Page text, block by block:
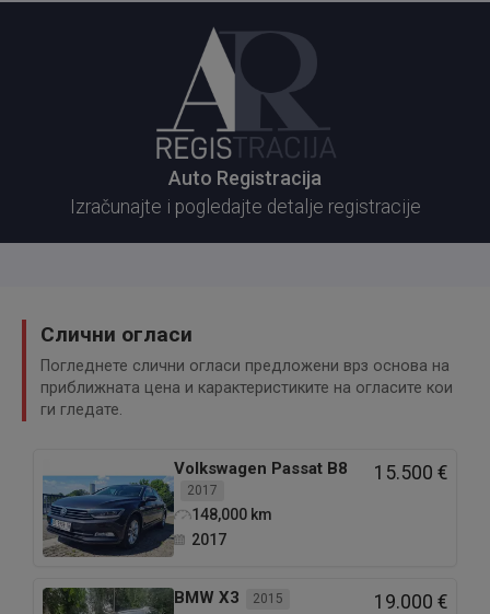
Auto Registracija
Izračunajte i pogledajte detalje registracije
Слични огласи
Погледнете слични огласи предложени врз основа на
приближната цена и карактеристиките на огласите кои
ги гледате.
Volkswagen Passat B8
2017
15.500 €
148,000 km
2017
BMW X3 2015 19.000 €